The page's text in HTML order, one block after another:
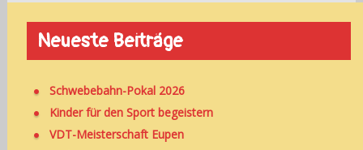
Neueste Beiträge
Schwebebahn-Pokal 2026
Kinder für den Sport begeistern
VDT-Meisterschaft Eupen